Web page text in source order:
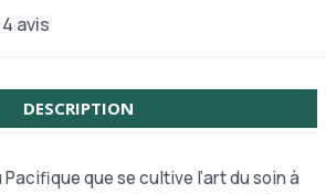
4 avis
DESCRIPTION
Pacifique que se cultive l’art du soin à